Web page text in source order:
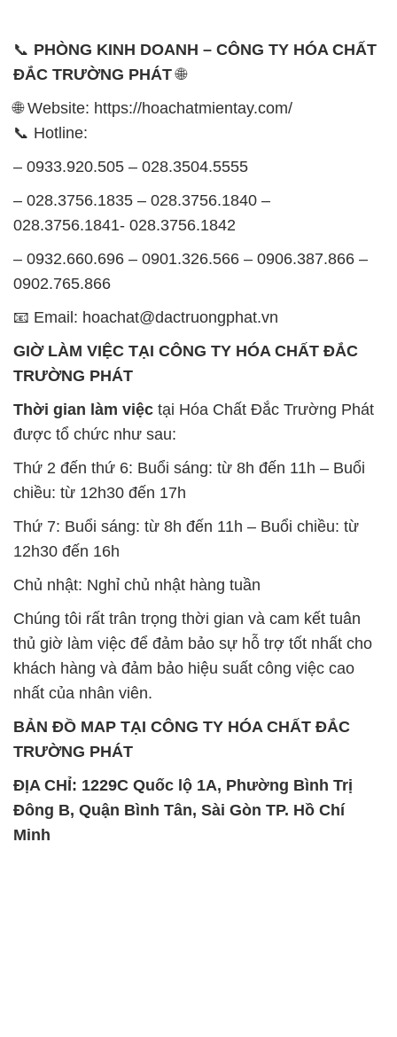
📞 PHÒNG KINH DOANH – CÔNG TY HÓA CHẤT
ĐẮC TRƯỜNG PHÁT🌐
🌐 Website: https://hoachatmientay.com/
📞 Hotline:
– 0933.920.505 – 028.3504.5555
– 028.3756.1835 – 028.3756.1840 –
028.3756.1841- 028.3756.1842
– 0932.660.696 – 0901.326.566 – 0906.387.866 –
0902.765.866
📧 Email: hoachat@dactruongphat.vn
GIỜ LÀM VIỆC TẠI CÔNG TY HÓA CHẤT ĐẮC
TRƯỜNG PHÁT
Thời gian làm việc tại Hóa Chất Đắc Trường Phát
được tổ chức như sau:
Thứ 2 đến thứ 6: Buổi sáng: từ 8h đến 11h – Buổi
chiều: từ 12h30 đến 17h
Thứ 7: Buổi sáng: từ 8h đến 11h – Buổi chiều: từ
12h30 đến 16h
Chủ nhật: Nghỉ chủ nhật hàng tuần
Chúng tôi rất trân trọng thời gian và cam kết tuân
thủ giờ làm việc để đảm bảo sự hỗ trợ tốt nhất cho
khách hàng và đảm bảo hiệu suất công việc cao
nhất của nhân viên.
BẢN ĐỒ MAP TẠI CÔNG TY HÓA CHẤT ĐẮC
TRƯỜNG PHÁT
ĐỊA CHỈ: 1229C Quốc lộ 1A, Phường Bình Trị
Đông B, Quận Bình Tân, Sài Gòn TP. Hồ Chí
Minh